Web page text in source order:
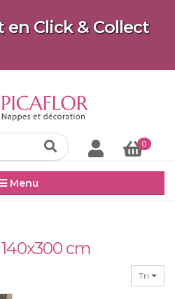
Click & Collect
0
Menu
cm
Tri